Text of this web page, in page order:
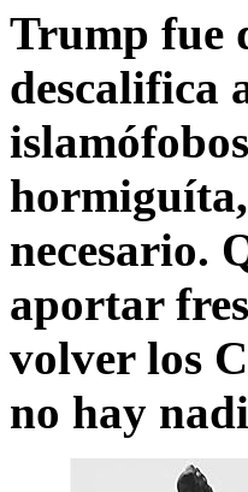
Trump fue
descalifica
necesario.
aportar
volver los
no hay